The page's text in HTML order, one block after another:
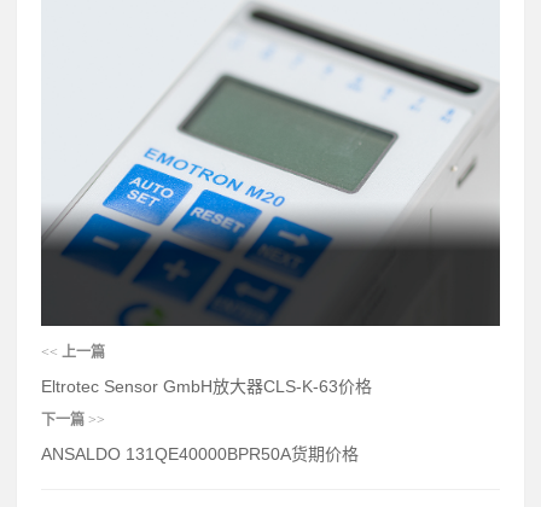
<< 上一篇
Eltrotec Sensor GmbH放大器CLS-K-63价格
下一篇 >>
ANSALDO 131QE40000BPR50A货期价格